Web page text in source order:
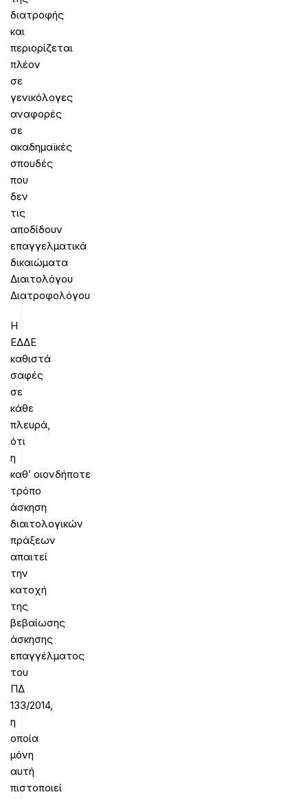
διατροφής
και
περιορίζεται
πλέον
σε
γενικόλογες
αναφορές
σε
ακαδημαϊκές
σπουδές
που
δεν
τις
αποδίδουν
επαγγελματικά
δικαιώματα
Διαιτολόγου
Διατροφολόγου
Η
ΕΔΔΕ
καθιστά
σαφές
σε
κάθε
πλευρά,
ότι
η
καθ’ οιονδήποτε
τρόπο
άσκηση
διαιτολογικών
πράξεων
απαιτεί
την
κατοχή
της
βεβαίωσης
άσκησης
επαγγέλματος
του
ΠΔ
133/2014,
η
οποία
μόνη
αυτή
πιστοποιεί